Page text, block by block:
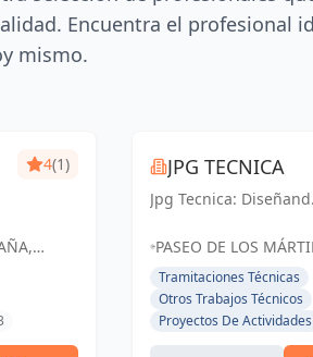
Encuentra el profesional
mismo.
4(1) JPG TECNICA
Jpg Tecnica:
en Socuéllamos y
arquitectura cobra vida
PASEO DE LOS
BLOQUE I 2OC, 13630
SOCUÉLLAMOS,
ESPAÑA, España
Tramitaciones Técnicas
Otros Trabajos Técnicos
Proyectos De Actividades